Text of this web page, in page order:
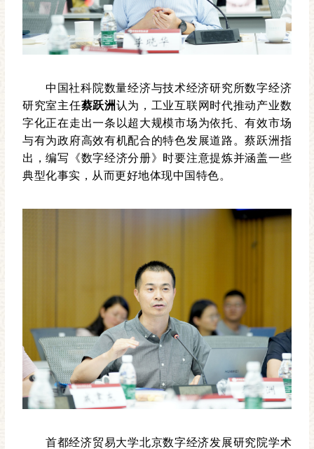
中国社科院数量经济与技术经济研究所数字经济
研究室主任蔡跃洲认为，工业互联网时代推动产业数
字化正在走出一条以超大规模市场为依托、有效市场
与有为政府高效有机配合的特色发展道路。蔡跃洲指
出，编写《数字经济分册》时要注意提炼并涵盖一些
典型化事实，从而更好地体现中国特色。
首都经济贸易大学北京数字经济发展研究院学术